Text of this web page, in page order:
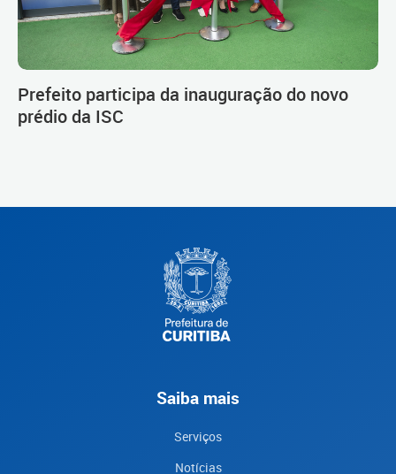
Prefeito participa da inauguração do novo
prédio da ISC
Saiba mais
Serviços
Notícias